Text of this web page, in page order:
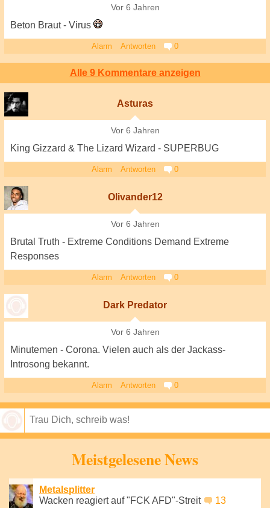
Vor 6 Jahren
Beton Braut - Virus
Alarm Antworten 0
Alle 9 Kommentare anzeigen
Asturas
Vor 6 Jahren
King Gizzard & The Lizard Wizard - SUPERBUG
Alarm Antworten 0
Olivander12
Vor 6 Jahren
Brutal Truth - Extreme Conditions Demand Extreme
Responses
Alarm Antworten 0
Dark Predator
Vor 6 Jahren
Minutemen - Corona. Vielen auch als der Jackass-
Introsong bekannt.
Alarm Antworten 0
Meistgelesene News
Metalsplitter
Wacken reagiert auf "FCK AFD"-Streit
13